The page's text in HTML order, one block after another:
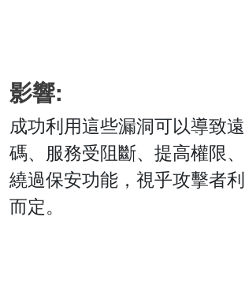
影響:
成功利用這些漏洞可以導致
碼、服務受阻斷、提高權限
繞過保安功能，視乎攻擊者
而定。